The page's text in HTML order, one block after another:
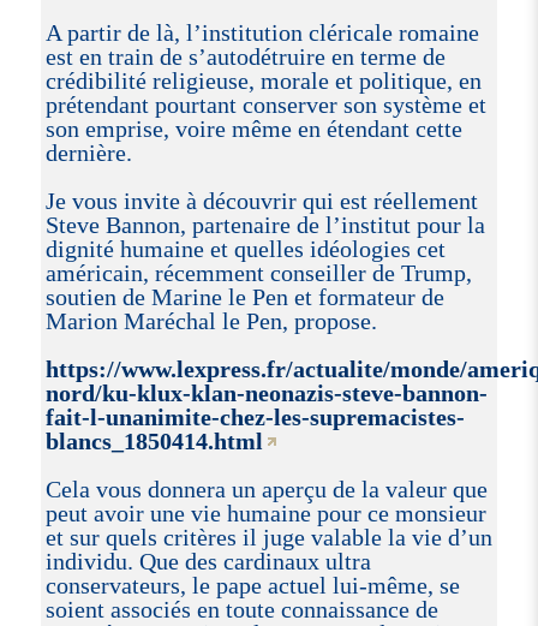
A partir de là, l’institution cléricale romaine
est en train de s’autodétruire en terme de
crédibilité religieuse, morale et politique, en
prétendant pourtant conserver son système et
son emprise, voire même en étendant cette
dernière.
Je vous invite à découvrir qui est réellement
Steve Bannon, partenaire de l’institut pour la
dignité humaine et quelles idéologies cet
américain, récemment conseiller de Trump,
soutien de Marine le Pen et formateur de
Marion Maréchal le Pen, propose.
https://www.lexpress.fr/actualite/monde/
nord/ku-klux-klan-neonazis-steve-bannon-
fait-l-unanimite-chez-les-supremacistes-
blancs_1850414.html
Cela vous donnera un aperçu de la valeur que
peut avoir une vie humaine pour ce monsieur
et sur quels critères il juge valable la vie d’un
individu. Que des cardinaux ultra
conservateurs, le pape actuel lui-même, se
soient associés en toute connaissance de